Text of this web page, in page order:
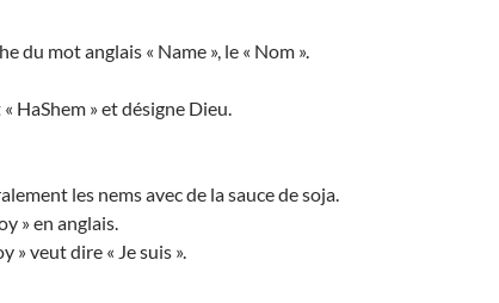
du mot anglais « Name », le « Nom ».
« HaShem » et désigne Dieu.
les nems avec de la sauce de soja.
» en anglais.
» veut dire « Je suis ».